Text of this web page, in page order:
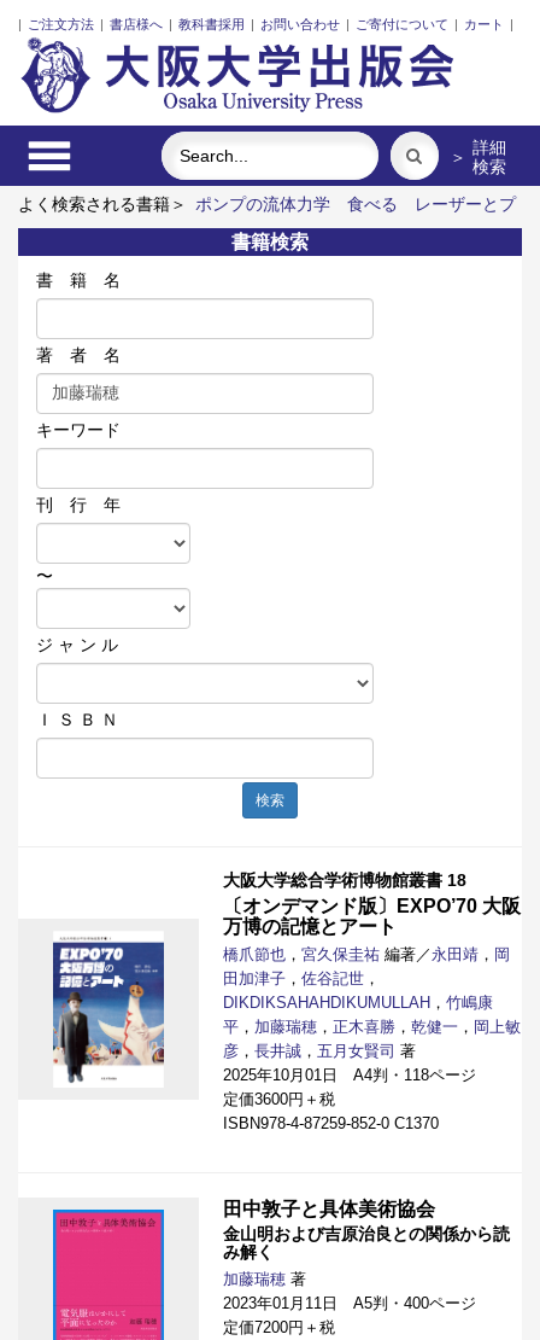
| ご注文方法 | 書店様へ | 教科書採用 | お問い合わせ | ご寄付について | カート |
＞ 詳細
検索
よく検索される書籍＞
ポンプの流体力学 食べる
レーザーとプ
ラズマと粒子ビーム
ロシア語 街に拓く大学
下痢、ストレス
は腸にくる
書籍検索
書 籍 名
著 者 名
キーワード
刊 行 年
〜
ジ ャ ン ル
Ｉ Ｓ Ｂ Ｎ
検索
大阪大学総合学術博物館叢書 18
〔オンデマンド版〕EXPO’70 大阪
万博の記憶とアート
橋爪節也 ， 宮久保圭祐 編著／永田靖 ， 岡
田加津子 ， 佐谷記世 ，
DIKDIKSAHAHDIKUMULLAH ， 竹嶋康
平 ， 加藤瑞穂 ， 正木喜勝 ， 乾健一 ， 岡上敏
彦 ， 長井誠 ， 五月女賢司 著
2025年10月01日 A4判・118ページ
定価3600円＋税
ISBN978-4-87259-852-0 C1370
田中敦子と具体美術協会
金山明および吉原治良との関係から読
み解く
加藤瑞穂 著
2023年01月11日 A5判・400ページ
定価7200円＋税